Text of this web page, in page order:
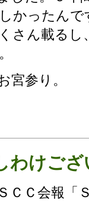
かったん
さん載る
参り。
けござ
ＣＣ会報「